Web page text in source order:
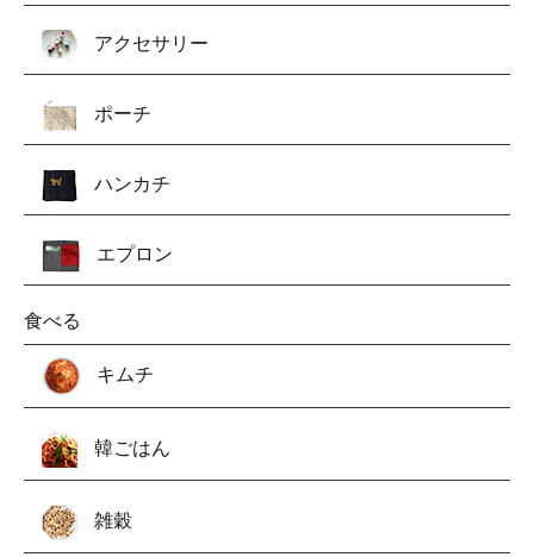
アクセサリー
ポーチ
ハンカチ
エプロン
食べる
キムチ
韓ごはん
雑穀